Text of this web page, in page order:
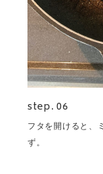
step. 06
フタを開けると、
ず。